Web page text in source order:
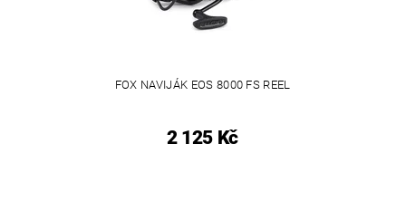
FOX NAVIJÁK EOS 8000 FS REEL
2 125 Kč